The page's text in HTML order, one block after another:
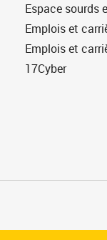
Espace sourds
Emplois et
Emplois et
17Cyber